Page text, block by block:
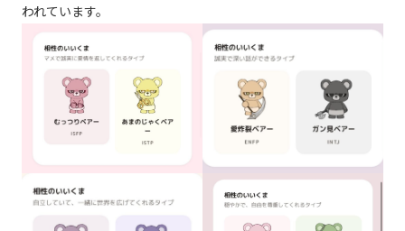
われています。